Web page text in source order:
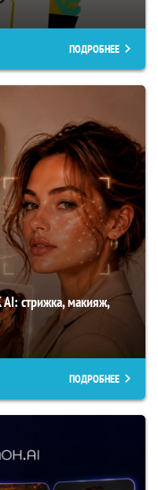
ПОДРОБНЕЕ
AI: стрижка, макияж,
ПОДРОБНЕЕ